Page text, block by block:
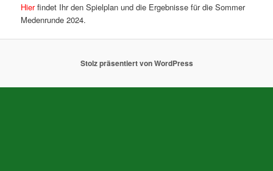
Hierfindet Ihr den Spielplan und die Ergebnisse für die Sommer
Medenrunde 2024.
Stolz präsentiert von WordPress